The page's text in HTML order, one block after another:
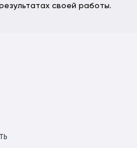
своей работы.